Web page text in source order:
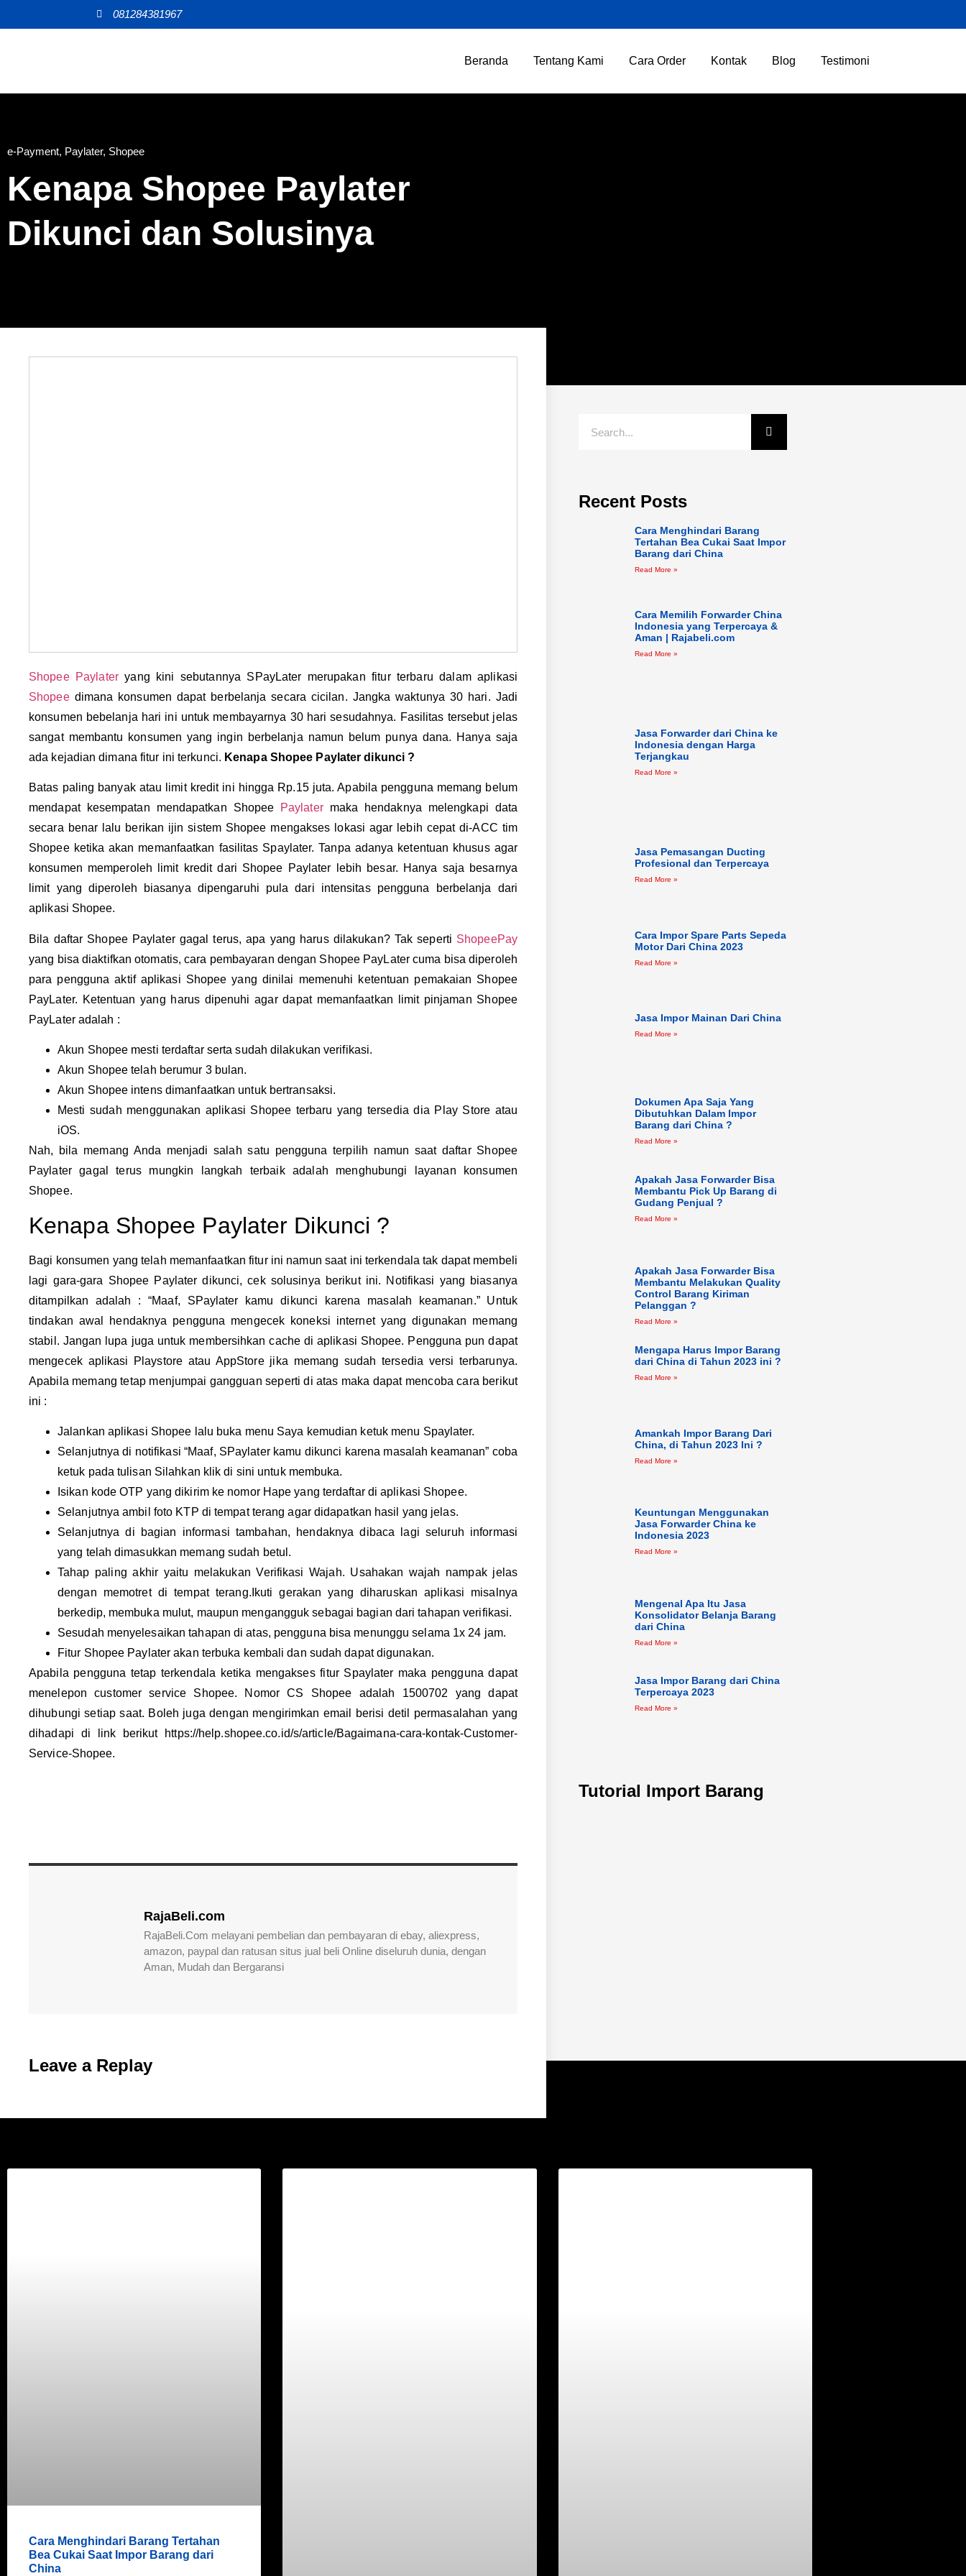
081284381967
Beranda Tentang Kami Cara Order Kontak Blog Testimoni
e-Payment, Paylater, Shopee
Kenapa Shopee Paylater
Dikunci dan Solusinya
Shopee Paylateryang kini sebutannya SPayLater merupakan fitur terbaru dalam aplikasi
Shopeedimana konsumen dapat berbelanja secara cicilan. Jangka waktunya 30 hari. Jadi
konsumen bebelanja hari ini untuk membayarnya 30 hari sesudahnya. Fasilitas tersebut jelas
sangat membantu konsumen yang ingin berbelanja namun belum punya dana. Hanya saja
ada kejadian dimana fitur ini terkunci. Kenapa Shopee Paylater dikunci ?
Batas paling banyak atau limit kredit ini hingga Rp.15 juta. Apabila pengguna memang belum
mendapat kesempatan mendapatkan Shopee
Paylatermaka hendaknya melengkapi data
secara benar lalu berikan ijin sistem Shopee mengakses lokasi agar lebih cepat di-ACC tim
Shopee ketika akan memanfaatkan fasilitas Spaylater. Tanpa adanya ketentuan khusus agar
konsumen memperoleh limit kredit dari Shopee Paylater lebih besar. Hanya saja besarnya
limit yang diperoleh biasanya dipengaruhi pula dari intensitas pengguna berbelanja dari
aplikasi Shopee.
Bila daftar Shopee Paylater gagal terus, apa yang harus dilakukan? Tak seperti ShopeePay
yang bisa diaktifkan otomatis, cara pembayaran dengan Shopee PayLater cuma bisa diperoleh
para pengguna aktif aplikasi Shopee yang dinilai memenuhi ketentuan pemakaian Shopee
PayLater. Ketentuan yang harus dipenuhi agar dapat memanfaatkan limit pinjaman Shopee
PayLater adalah :
Akun Shopee mesti terdaftar serta sudah dilakukan verifikasi.
Akun Shopee telah berumur 3 bulan.
Akun Shopee intens dimanfaatkan untuk bertransaksi.
Mesti sudah menggunakan aplikasi Shopee terbaru yang tersedia dia Play Store atau
iOS.
Nah, bila memang Anda menjadi salah satu pengguna terpilih namun saat daftar Shopee
Paylater gagal terus mungkin langkah terbaik adalah menghubungi layanan konsumen
Shopee.
Kenapa Shopee Paylater Dikunci ?
Bagi konsumen yang telah memanfaatkan fitur ini namun saat ini terkendala tak dapat membeli
lagi gara-gara Shopee Paylater dikunci, cek solusinya berikut ini. Notifikasi yang biasanya
ditampilkan adalah : “Maaf, SPaylater kamu dikunci karena masalah keamanan.” Untuk
tindakan awal hendaknya pengguna mengecek koneksi internet yang digunakan memang
stabil. Jangan lupa juga untuk membersihkan cache di aplikasi Shopee. Pengguna pun dapat
mengecek aplikasi Playstore atau AppStore jika memang sudah tersedia versi terbarunya.
Apabila memang tetap menjumpai gangguan seperti di atas maka dapat mencoba cara berikut
ini :
Jalankan aplikasi Shopee lalu buka menu Saya kemudian ketuk menu Spaylater.
Selanjutnya di notifikasi “Maaf, SPaylater kamu dikunci karena masalah keamanan” coba
ketuk pada tulisan Silahkan klik di sini untuk membuka.
Isikan kode OTP yang dikirim ke nomor Hape yang terdaftar di aplikasi Shopee.
Selanjutnya ambil foto KTP di tempat terang agar didapatkan hasil yang jelas.
Selanjutnya di bagian informasi tambahan, hendaknya dibaca lagi seluruh informasi
yang telah dimasukkan memang sudah betul.
Tahap paling akhir yaitu melakukan Verifikasi Wajah. Usahakan wajah nampak jelas
dengan memotret di tempat terang.Ikuti gerakan yang diharuskan aplikasi misalnya
berkedip, membuka mulut, maupun mengangguk sebagai bagian dari tahapan verifikasi.
Sesudah menyelesaikan tahapan di atas, pengguna bisa menunggu selama 1x 24 jam.
Fitur Shopee Paylater akan terbuka kembali dan sudah dapat digunakan.
Apabila pengguna tetap terkendala ketika mengakses fitur Spaylater maka pengguna dapat
menelepon customer service Shopee. Nomor CS Shopee adalah 1500702 yang dapat
dihubungi setiap saat. Boleh juga dengan mengirimkan email berisi detil permasalahan yang
dihadapi di link berikut https://help.shopee.co.id/s/article/Bagaimana-cara-kontak-Customer-
Service-Shopee.
RajaBeli.com
RajaBeli.Com melayani pembelian dan pembayaran di ebay, aliexpress,
amazon, paypal dan ratusan situs jual beli Online diseluruh dunia, dengan
Aman, Mudah dan Bergaransi
Leave a Replay
Recent Posts
Cara Menghindari Barang
Tertahan Bea Cukai Saat Impor
Barang dari China
Read More »
Cara Memilih Forwarder China
Indonesia yang Terpercaya &
Aman | Rajabeli.com
Read More »
Jasa Forwarder dari China ke
Indonesia dengan Harga
Terjangkau
Read More »
Jasa Pemasangan Ducting
Profesional dan Terpercaya
Read More »
Cara Impor Spare Parts Sepeda
Motor Dari China 2023
Read More »
Jasa Impor Mainan Dari China
Read More »
Dokumen Apa Saja Yang
Dibutuhkan Dalam Impor
Barang dari China ?
Read More »
Apakah Jasa Forwarder Bisa
Membantu Pick Up Barang di
Gudang Penjual ?
Read More »
Apakah Jasa Forwarder Bisa
Membantu Melakukan Quality
Control Barang Kiriman
Pelanggan ?
Read More »
Mengapa Harus Impor Barang
dari China di Tahun 2023 ini ?
Read More »
Amankah Impor Barang Dari
China, di Tahun 2023 Ini ?
Read More »
Keuntungan Menggunakan
Jasa Forwarder China ke
Indonesia 2023
Read More »
Mengenal Apa Itu Jasa
Konsolidator Belanja Barang
dari China
Read More »
Jasa Impor Barang dari China
Terpercaya 2023
Read More »
Tutorial Import Barang
Cara Menghindari Barang Tertahan
Bea Cukai Saat Impor Barang dari
China